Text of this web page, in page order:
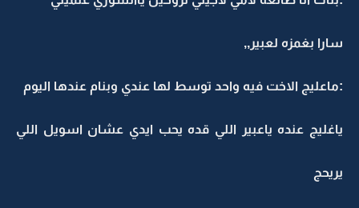
سارا بغمزه لعبير,,
:ماعليج الاخت فيه واحد توسط لها عندي وبنام عندها اليوم
ياغليج عنده ياعبير اللي قده يحب ايدي عشان اسويل اللي
يريحج